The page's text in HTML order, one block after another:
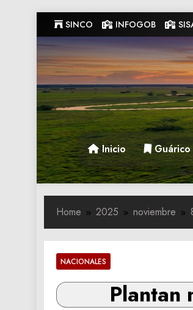
to
content
SINCO INFOGOB
Gobernacion
Gobernacion de Guarico
Inicio Guárico
Home 2025 noviembre
NACIONALES
Plantan